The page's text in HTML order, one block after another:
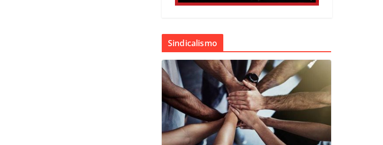
Sindicalismo